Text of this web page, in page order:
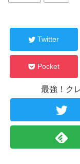
Twitter
Pocket
最強！ク